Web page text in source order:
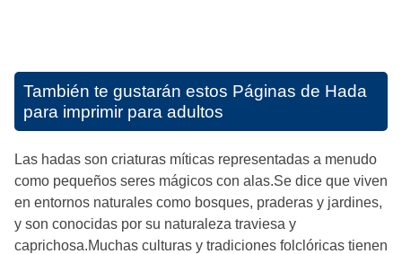
También te gustarán estos Páginas de Hada
para imprimir para adultos
Las hadas son criaturas míticas representadas a menudo
como pequeños seres mágicos con alas.Se dice que viven
en entornos naturales como bosques, praderas y jardines,
y son conocidas por su naturaleza traviesa y
caprichosa.Muchas culturas y tradiciones folclóricas tienen